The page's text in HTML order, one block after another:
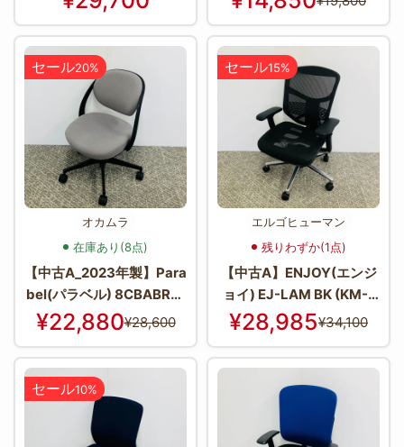
セール20%
オカムラ
在庫あり(8点)
【中古A_2023年製】Para
bel(パラベル) 8CBABR-F
KY3
¥22,880¥28,600
セール15%
エルゴヒューマン
残りわずか(1点)
【中古A】ENJOY(エンジ
ョイ) EJ-LAM BK (KM-1
1)
¥28,985¥34,100
セール10%